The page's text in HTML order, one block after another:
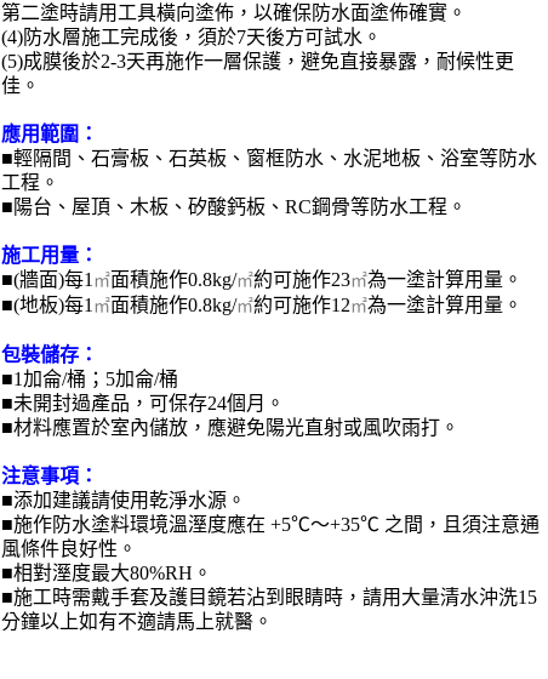
第二塗時請用工具橫向塗佈，以確保防水面塗佈確實。
(4)防水層施工完成後，須於7天後方可試水。
(5)成膜後於2-3天再施作一層保護，避免直接暴露，耐候性更
佳。
應用範圍 ：
■輕隔間、石膏板、石英板、窗框防水、水泥地板、浴室等防水
工程。
■陽台、屋頂、木板、矽酸鈣板、RC鋼骨等防水工程。
施工用量 ：
■(牆面)每1 ㎡面積施作0.8kg/㎡約可施作23㎡為一塗計算用量。
■(地板)每1 ㎡面積施作0.8kg/㎡約可施作12㎡為一塗計算用量。
包裝儲存：
■1加侖/桶；5加侖/桶
■未開封過產品，可保存24個月。
■材料應置於室內儲放，應避免陽光直射或風吹雨打。
注意事項：
■添加建議請使用乾淨水源。
■施作防水塗料環境溫溼度應在 +5℃～+35℃ 之間，且須注意通
風條件良好性。
■相對溼度最大80%RH。
■施工時需戴手套及護目鏡若沾到眼睛時，請用大量清水沖洗15
分鐘以上如有不適請馬上就醫。